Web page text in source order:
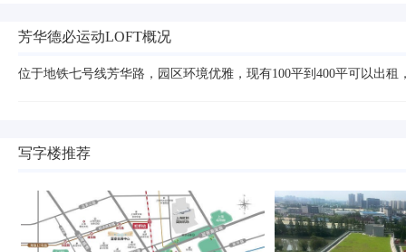
芳华德必运动LOFT概况
位于地铁七号线芳华路，园区环境优雅，现有100平到400平可以出租
写字楼推荐